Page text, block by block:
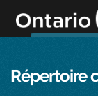
directement
au
Répertoire